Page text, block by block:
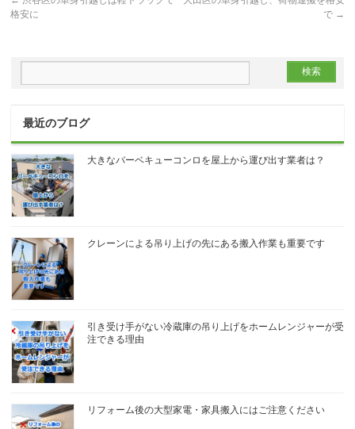
格安に
で →
最近のブログ
大きなバーベキューコンロを屋上から運び出す業者は？
クレーンによる吊り上げの先にある搬入作業も重要です
引き受け手がない冷蔵庫の吊り上げをホームレンジャーが受
注できる理由
リフォーム後の大型家電・家具搬入にはご注意ください